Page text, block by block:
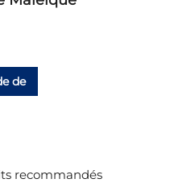
de
recommandés